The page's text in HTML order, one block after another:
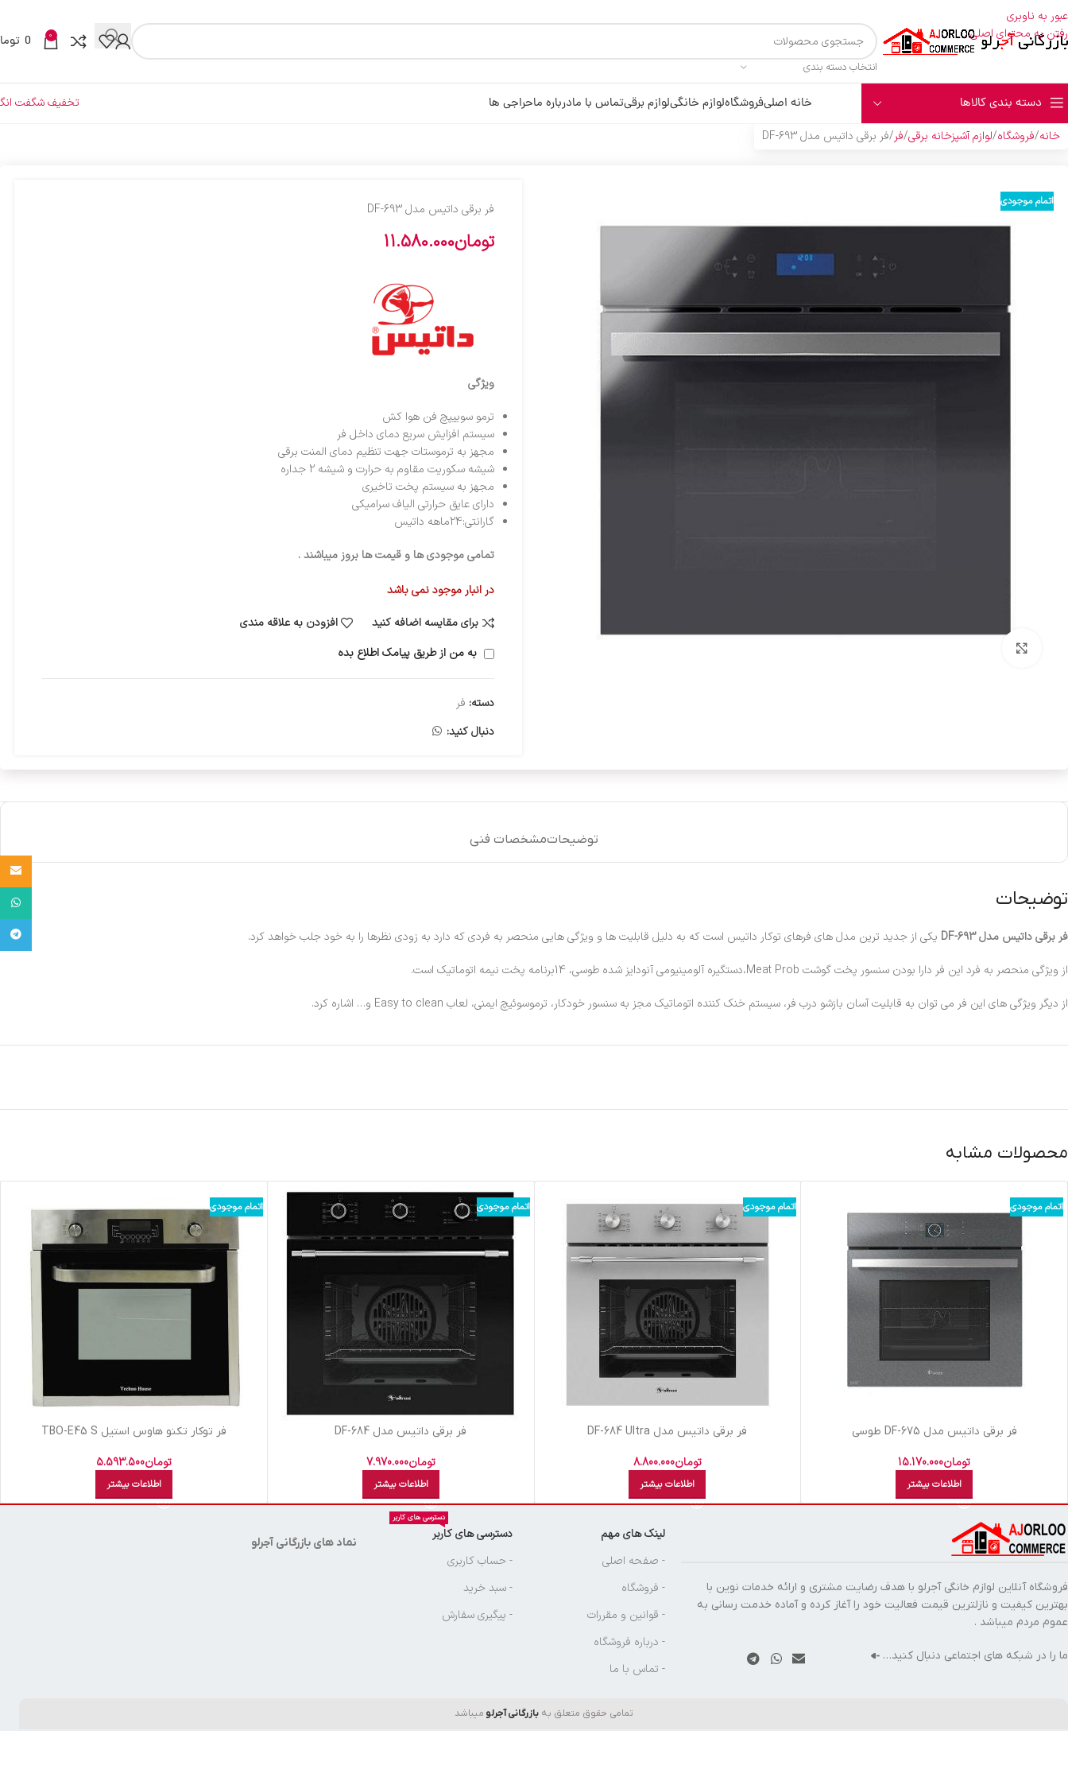
عبور به ناوبری
رفتن به محتوای اصلی
انتخاب دسته بندی
0
0
دسته بندی کالاها خانه اصلیفروشگاهلوازم خانگیلوازم برقیتماس با مادرباره ماحراجی ها
تخفیف شگفت
خانه فروشگاه لوازم آشپزخانه برقی فر فر برقی داتیس مدل DF-693
اتمام موجودی فر برقی داتیس مدل DF-693
تومان11.580.000
ویژگی‌
ترمو سوییپچ فن هوا کش
سیستم افزایش سریع دمای داخل فر
مجهز به ترموستات جهت تنظیم دمای المنت برقی
شیشه سکوریت مقاوم به حرارت و شیشه 2 جداره
مجهز به سیستم پخت تاخیری
دارای عایق حرارتی الیاف سرامیکی
گارانتی:24ماهه داتیس
تمامی موجودی ها و قیمت ها بروز میباشند .
در انبار موجود نمی باشد
برای مقایسه اضافه کنید
افزودن به علاقه مندی
به من از طریق پیامک اطلاع بده
دسته: فر
دنبال کنید:
توضیحاتمشخصات فنی
توضیحات
فر برقی داتیس مدل DF-693
یکی از جدید ترین مدل های فرهای توکار داتیس است که به دلیل قابلیت ها و ویژگی هایی منحصر به فردی که دارد به زودی نظرها را به خود جلب خواهد کرد.
از ویژگی منحصر به فرد این فر دارا بودن سنسور پخت گوشت Meat Prob،دستگیره آلومینیومی آنودایز شده طوسی، 14برنامه پخت نیمه اتوماتیک است.
از دیگر ویژگی های این فر می توان به قابلیت آسان بازشو درب فر، سیستم خنک کننده اتوماتیک مجز به سنسور خودکار، ترموسوئیچ ایمنی، لعاب Easy to clean و… اشاره کرد.
محصولات مشابه
اتمام موجودی
فر برقی داتیس مدل DF-675 طوسی
تومان15.170.000
اطلاعات بیشتر
اتمام موجودی
فر برقی داتیس مدل DF-684 Ultra
تومان8.800.000
اطلاعات بیشتر
اتمام موجودی
فر برقی داتیس مدل DF-684
تومان7.970.000
اطلاعات بیشتر
اتمام موجودی
فر توکار تکنو هاوس استيل TBO-E45 S
تومان5.593.500
اطلاعات بیشتر
فروشگاه آنلاین لوازم خانگی آجرلو با هدف رضایت مشتری و ارائه خدمات نوین با
بهترین کیفیت و نازلترین قیمت فعالیت خود را آغاز کرده و آماده خدمت رسانی به
عموم مردم میباشد .
ما را در شبکه های اجتماعی دنبال کنید…
لینک های مهم
- صفحه اصلی
- فروشگاه
- قوانین و مقررات
- درباره فروشگاه
- تماس با ما
دسترسی های کاربر
دسترسی های کاربر
- حساب کاربری
- سبد خرید
- پیگیری سفارش
نماد های بازرگانی آجرلو
تمامی حقوق متعلق بهبازرگانی آجرلو میباشد
Email
واتساپ
تلگرام